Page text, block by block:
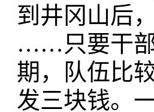
到井冈山后
……只要干部
期，队伍比
发三块钱。